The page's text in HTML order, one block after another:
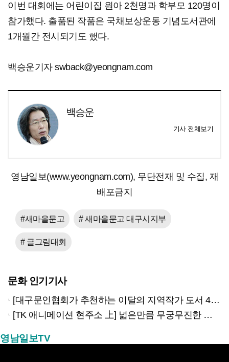
이번 대회에는 어린이집 원아 2천명과 학부모 120명이
참가했다. 출품된 작품은 국채보상운동 기념도서관에
1개월간 전시되기도 했다.
백승운기자 swback@yeongnam.com
백승운
기사 전체보기
영남일보(www.yeongnam.com), 무단전재 및 수집, 재
배포금지
#새마을문고 # 새마을문고 대구시지부
# 글그림대회
문화 인기기사
[대구문인협회가 추천하는 이달의 지역작가 도서 4권]
[TK 애니메이션 현주소 上] 넓은만큼 무궁무진한 이야기…경북은 ‘스토리 IP’의 원천
영남일보TV